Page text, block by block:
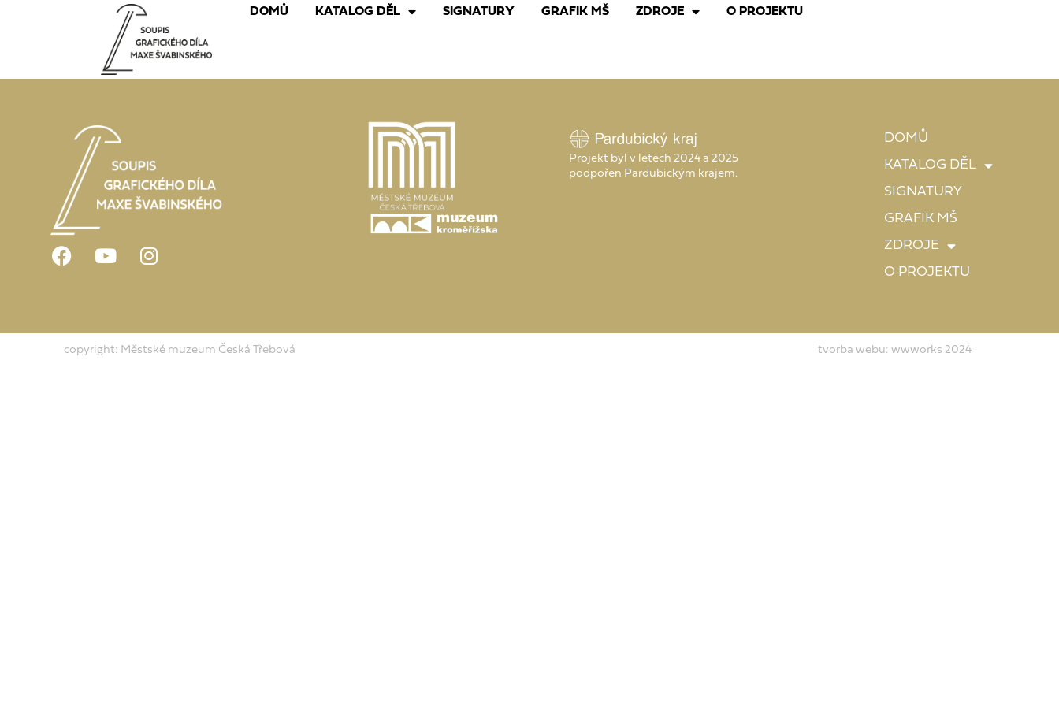
DOMŮ KATALOG DĚL SIGNATURY GRAFIK MŠ ZDROJE O PROJEKTU
Projekt byl v letech 2024 a 2025
podpořen Pardubickým krajem.
DOMŮ
KATALOG DĚL
SIGNATURY
GRAFIK MŠ
ZDROJE
O PROJEKTU
copyright: Městské muzeum Česká Třebová tvorba webu: wwworks 2024